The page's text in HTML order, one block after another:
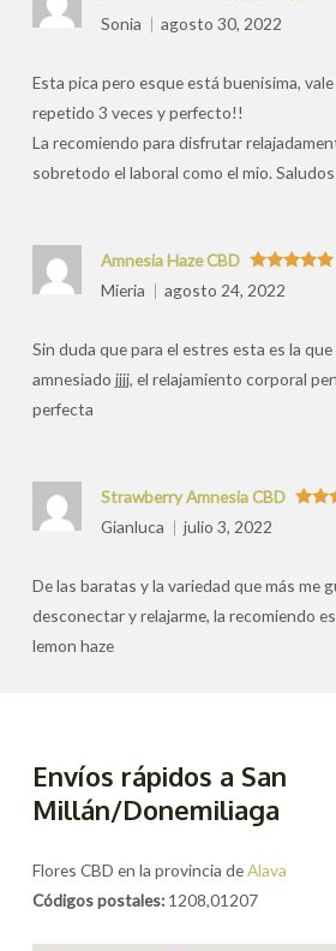
Valorado
con5de 5
Sonia
agosto 30, 2022
Esta pica pero esque está buenisima,
repetido 3 veces y perfecto!!
La recomiendo para disfrutar
sobretodo el laboral como el mio.
Valorado
con5
Amnesia Haze CBD
Mieria
agosto 24, 2022
Sin duda que para el estres esta es la que
amnesiado jjjj, el relajamiento corporal
perfecta
Strawberry Amnesia CBD
Gianluca
julio 3, 2022
De las baratas y la variedad que más me
desconectar y relajarme, la recomiendo
lemon haze
Envíos rápidos a San
Millán/Donemiliaga
Flores CBD en la provincia deAlava
Códigos postales: 1208,01207